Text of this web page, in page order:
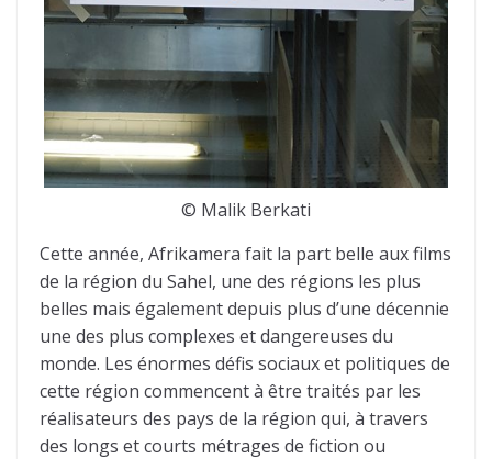
© Malik Berkati
Cette année, Afrikamera fait la part belle aux films
de la région du Sahel, une des régions les plus
belles mais également depuis plus d’une décennie
une des plus complexes et dangereuses du
monde. Les énormes défis sociaux et politiques de
cette région commencent à être traités par les
réalisateurs des pays de la région qui, à travers
des longs et courts métrages de fiction ou